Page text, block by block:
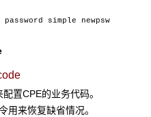
password simple newpsw
置CPE的业务代码。
用来恢复缺省情况。